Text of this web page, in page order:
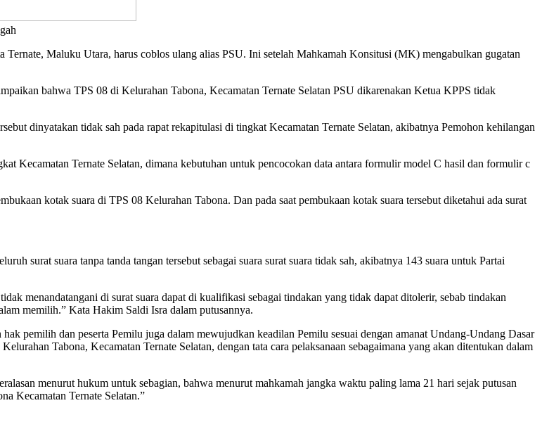
Ternate, Maluku Utara, harus coblos ulang alias PSU. Ini setelah Mahkamah Konsitusi (MK) mengabulkan gugatan
bahwa TPS 08 di Kelurahan Tabona, Kecamatan Ternate Selatan PSU dikarenakan Ketua KPPS tidak
dinyatakan tidak sah pada rapat rekapitulasi di tingkat Kecamatan Ternate Selatan, akibatnya Pemohon kehilangan
Kecamatan Ternate Selatan, dimana kebutuhan untuk pencocokan data antara formulir model C hasil dan formulir c
kotak suara di TPS 08 Kelurahan Tabona. Dan pada saat pembukaan kotak suara tersebut diketahui ada surat
surat suara tanpa tanda tangan tersebut sebagai suara surat suara tidak sah, akibatnya 143 suara untuk Partai
menandatangani di surat suara dapat di kualifikasi sebagai tindakan yang tidak dapat ditolerir, sebab tindakan
memilih.” Kata Hakim Saldi Isra dalam putusannya.
pemilih dan peserta Pemilu juga dalam mewujudkan keadilan Pemilu sesuai dengan amanat Undang-Undang Dasar
Tabona, Kecamatan Ternate Selatan, dengan tata cara pelaksanaan sebagaimana yang akan ditentukan dalam
menurut hukum untuk sebagian, bahwa menurut mahkamah jangka waktu paling lama 21 hari sejak putusan
Kecamatan Ternate Selatan.”